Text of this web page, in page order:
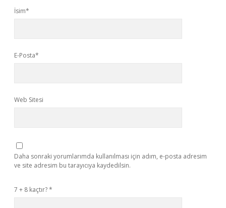
İsim*
E-Posta*
Web Sitesi
Daha sonraki yorumlarımda kullanılması için adım, e-posta adresim
ve site adresim bu tarayıcıya kaydedilsin.
7 + 8 kaçtır?*